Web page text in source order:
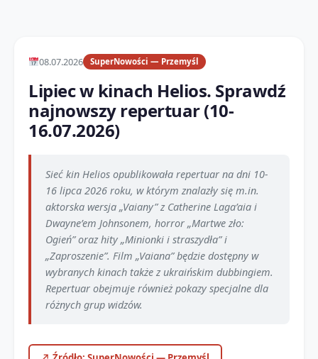
08.07.2026 SuperNowości — Przemyśl
Lipiec w kinach Helios. Sprawdź
najnowszy repertuar (10-
16.07.2026)
Sieć kin Helios opublikowała repertuar na dni 10-
16 lipca 2026 roku, w którym znalazły się m.in.
aktorska wersja „Vaiany” z Catherine Laga’aia i
Dwayne’em Johnsonem, horror „Martwe zło:
Ogień” oraz hity „Minionki i straszydła” i
„Zaproszenie”. Film „Vaiana” będzie dostępny w
wybranych kinach także z ukraińskim dubbingiem.
Repertuar obejmuje również pokazy specjalne dla
różnych grup widzów.